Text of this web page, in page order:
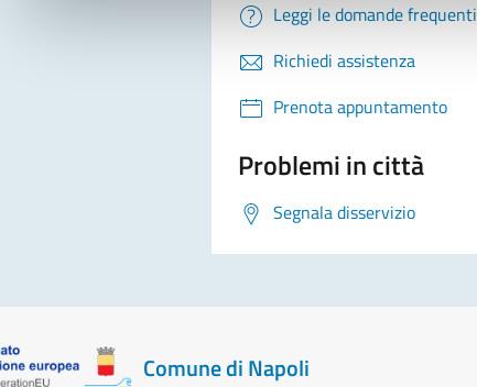
Leggi le domande frequenti
Richiedi assistenza
Prenota appuntamento
Problemi in città
Segnala disservizio
Comune di Napoli